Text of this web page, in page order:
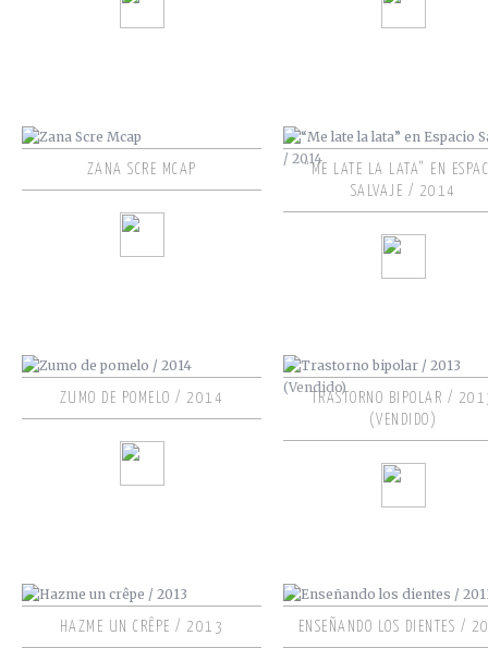
ZANA SCRE MCAP
“ME LATE LA LATA” EN
SALVAJE / 2014
ZUMO DE POMELO / 2014
TRASTORNO BIPOLAR /
(VENDIDO)
HAZME UN CRÊPE / 2013 ENSEÑANDO LOS DIENTES /